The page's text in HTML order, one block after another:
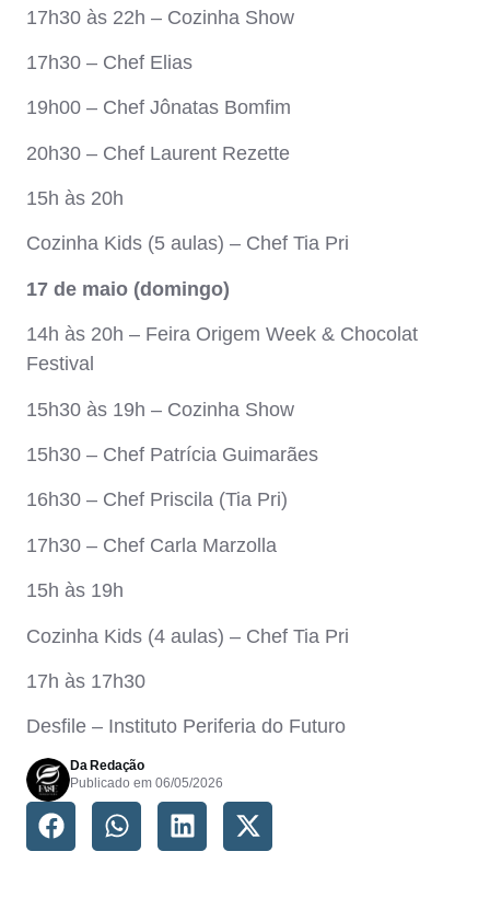
17h30 às 22h – Cozinha Show
17h30 – Chef Elias
19h00 – Chef Jônatas Bomfim
20h30 – Chef Laurent Rezette
15h às 20h
Cozinha Kids (5 aulas) – Chef Tia Pri
17 de maio (domingo)
14h às 20h – Feira Origem Week & Chocolat
Festival
15h30 às 19h – Cozinha Show
15h30 – Chef Patrícia Guimarães
16h30 – Chef Priscila (Tia Pri)
17h30 – Chef Carla Marzolla
15h às 19h
Cozinha Kids (4 aulas) – Chef Tia Pri
17h às 17h30
Desfile – Instituto Periferia do Futuro
Da Redação
Publicado em 06/05/2026